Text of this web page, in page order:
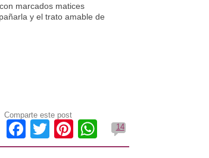
marcados matices
y el trato amable de
Comparte este post
Facebook
TwitterPinterest
WhatsApp
14